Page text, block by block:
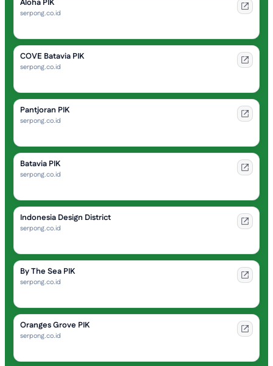
Aloha PIK
serpong.co.id
COVE Batavia PIK
serpong.co.id
Pantjoran PIK
serpong.co.id
Batavia PIK
serpong.co.id
Indonesia Design District
serpong.co.id
By The Sea PIK
serpong.co.id
Oranges Grove PIK
serpong.co.id